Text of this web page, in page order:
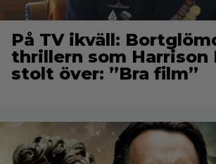
På TV ikväll:
thrillern som Harrison
stolt över: ”Bra film”